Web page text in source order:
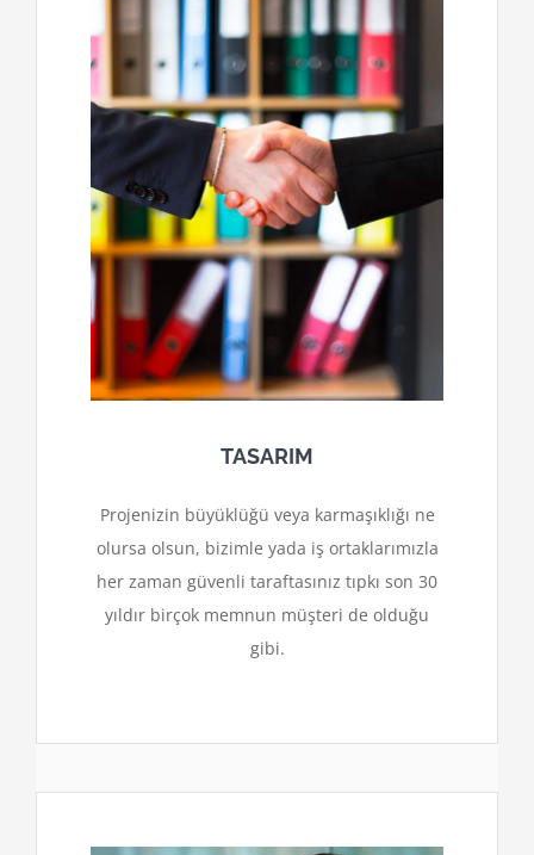
TASARIM
Projenizin büyüklüğü veya karmaşıklığı ne
olursa olsun, bizimle yada iş ortaklarımızla
her zaman güvenli taraftasınız tıpkı son 30
yıldır birçok memnun müşteri de olduğu
gibi.